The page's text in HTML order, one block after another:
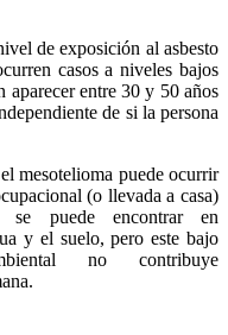
de exposición al asbesto
casos a niveles bajos
aparecer entre 30 y 50 años
de si la persona
mesotelioma puede ocurrir
(o llevada a casa)
se puede encontrar en
y el suelo, pero este bajo
no contribuye